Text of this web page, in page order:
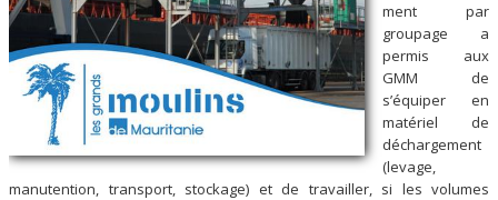
ment par
groupage a
permis aux
GMM de
s’équiper en
matériel de
déchargement
(levage,
manutention, transport, stockage) et de travailler, si les volumes